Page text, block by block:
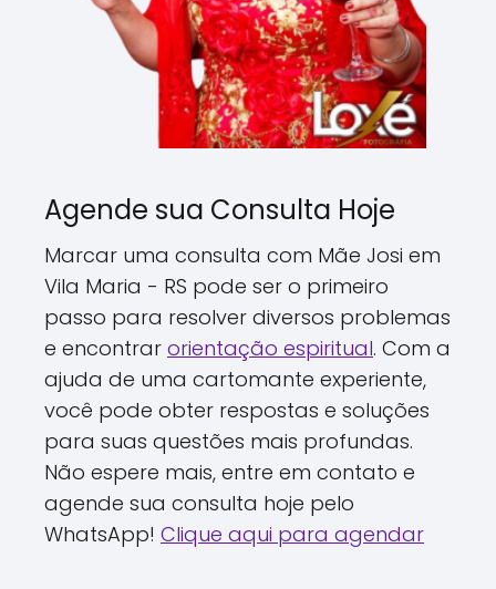
Agende sua Consulta Hoje
Marcar uma consulta com Mãe Josi em
Vila Maria - RS pode ser o primeiro
passo para resolver diversos problemas
e encontrar orientação espiritual. Com a
ajuda de uma cartomante experiente,
você pode obter respostas e soluções
para suas questões mais profundas.
Não espere mais, entre em contato e
agende sua consulta hoje pelo
WhatsApp! Clique aqui para agendar